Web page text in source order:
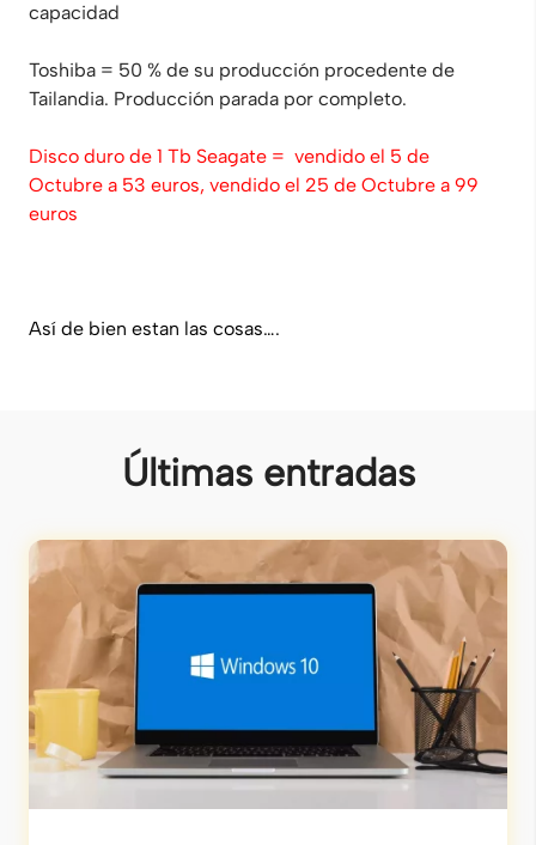
capacidad
Toshiba = 50 % de su producción procedente de
Tailandia. Producción parada por completo.
Disco duro de 1 Tb Seagate = vendido el 5 de
Octubre a 53 euros, vendido el 25 de Octubre a 99
euros
Así de bien estan las cosas….
Últimas entradas